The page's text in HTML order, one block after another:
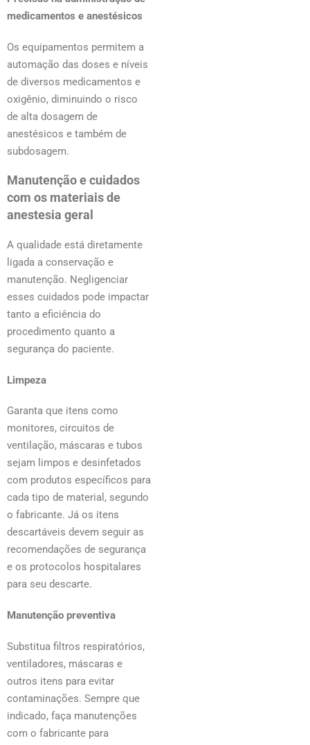
medicamentos e anestésicos
Os equipamentos permitem a
automação das doses e níveis
de diversos medicamentos e
oxigênio, diminuindo o risco
de alta dosagem de
anestésicos e também de
subdosagem.
Manutenção e cuidados
com os materiais de
anestesia geral
A qualidade está diretamente
ligada a conservação e
manutenção. Negligenciar
esses cuidados pode impactar
tanto a eficiência do
procedimento quanto a
segurança do paciente.
Limpeza
Garanta que itens como
monitores, circuitos de
ventilação, máscaras e tubos
sejam limpos e desinfetados
com produtos específicos para
cada tipo de material, segundo
o fabricante. Já os itens
descartáveis devem seguir as
recomendações de segurança
e os protocolos hospitalares
para seu descarte.
Manutenção preventiva
Substitua filtros respiratórios,
ventiladores, máscaras e
outros itens para evitar
contaminações. Sempre que
indicado, faça manutenções
com o fabricante para